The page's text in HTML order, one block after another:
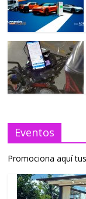
Eventos
Promociona aquí